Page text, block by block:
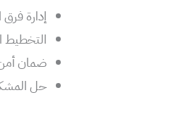
إدارة
التخطيط
ضمان
حل